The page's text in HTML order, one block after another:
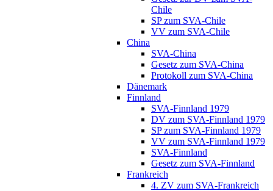
Chile
SP zum SVA-Chile
VV zum SVA-Chile
China
SVA-China
Gesetz zum SVA-China
Protokoll zum SVA-China
Dänemark
Finnland
SVA-Finnland 1979
DV zum SVA-Finnland 1979
SP zum SVA-Finnland 1979
VV zum SVA-Finnland 1979
SVA-Finnland
Gesetz zum SVA-Finnland
Frankreich
4. ZV zum SVA-Frankreich